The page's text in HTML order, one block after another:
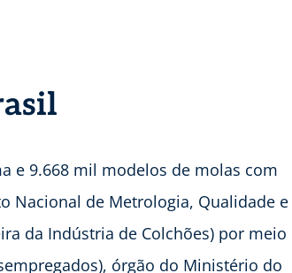
e 9.668 mil modelos de molas com
Nacional de Metrologia, Qualidade e
da Indústria de Colchões) por meio
órgão do Ministério do